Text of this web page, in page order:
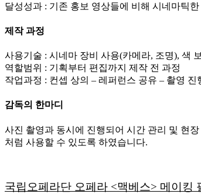
달성성과 : 기존 홍보 영상들에 비해 시네마틱
제작 과정
사용기술 : 시네마 장비 사용(카메라, 조명), 색
역할범위 : 기획부터 편집까지 제작 전 과정
작업과정 : 컨셉 상의 – 레퍼런스 공유 – 촬영 진
감독의 한마디
사진 촬영과 동시에 진행되어 시간 관리 및 현
처럼 사용할 수 있도록 하였습니다.
국립오페라단 오페라 <맥베스> 메이킹